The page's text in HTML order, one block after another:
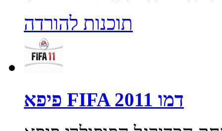
תוכנות להורדה
פיפא FIFA 2011 דמו